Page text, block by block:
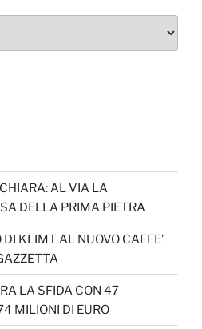
AL VIA LA
DELLA PRIMA PIETRA
KLIMT AL NUOVO CAFFE’
LA SFIDA CON 47
MILIONI DI EURO